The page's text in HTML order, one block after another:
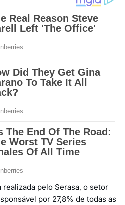
pelo Serasa, o setor
por 27,8% de todas as